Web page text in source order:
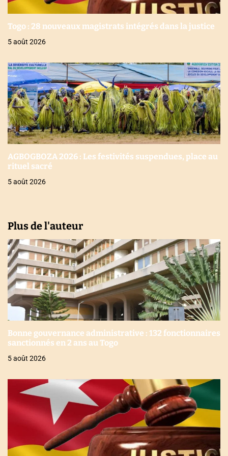
Togo : 28 nouveaux magistrats intégrés dans la justice
5 août 2026
AGBOGBOZA 2026 : Les festivités suspendues, place au
rituel sacré
5 août 2026
Plus de l'auteur
Bonne gouvernance administrative : 132 fonctionnaires
sanctionnés en 2 ans au Togo
5 août 2026